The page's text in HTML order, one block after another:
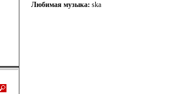
Любимая музыка: ska